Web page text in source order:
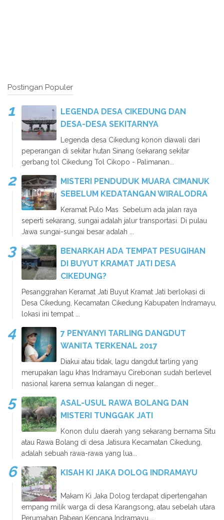
Postingan Populer
LEGENDA DESA CIKEDUNG DAN
DESA-DESA SEKITARNYA
Legenda desa Cikedung konon diawali dari
peperangan di sekitar hutan Sinang (sekarang sekitar
gerbang tol Cikedung Tol Cikopo - Palimanan...
MISTERI PENDUDUK MUARA CIMANUK
SEBELUM KEDATANGAN WIRALODRA
Keramat Pulo Mas Sebelum ada jalan raya
seperti sekarang, sungai adalah jalur transportasi. Di pulau
Jawa sungai-sungai besar adalah ...
BENARKAH ADA TEMPAT PESUGIHAN
DI BUYUT KRAMAT JATI DESA
CIKEDUNG?
Pesanggrahan Keramat Jati Buyut Kramat Jati berlokasi di
Desa Cikedung, Kecamatan Cikedung Kabupaten Indramayu,
lokasi ini tempat ...
7 PENYANYI TARLING DANGDUT
WANITA TERKENAL 2017
Diakui atau tidak, lagu dangdut tarling yang
merupakan lagu khas Indramayu Cirebonan sudah berlevel
nasional karena semua kalangan di neger...
ASAL-USUL RAWA BOLANG DAN
MISTERI TUNGGAK JATI
Konon dulu daerah yang sekarang bernama Situ
atau Rawa Bolang di desa Jatisura Kecamatan Cikedung,
adalah sebuah rawa-rawa yang lua...
KISAH KI JAKA DOLOG INDRAMAYU
Makam Ki Jaka Dolog terdapat dipertengahan
empang milik warga di desa Karangsong, atau sebelah utara
Perumahan Pabean Kencana Indramayu....